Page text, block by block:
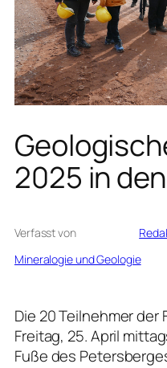
2025 in
Verfasst von
Mineralogie und Geologie
Die 20 Teilnehmer
Freitag, 25. April
Fuße des